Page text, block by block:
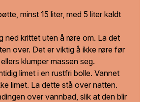
minst 15 liter, med 5 liter kaldt
ned krittet uten å røre om. La det
over. Det er viktig å ikke røre før
klumper massen seg.
limet i en rustfri bolle. Vannet
limet. La dette stå over natten.
over vannbad, slik at den blir